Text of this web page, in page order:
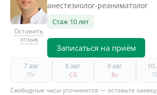
Оставить
отзыв
анестезиолог-реаниматолог
Стаж 10 лет
Записаться на приём
7 авг
Пт
8 авг
Сб
9 авг
Вс
10
Свободные часы уточняются — оставьте